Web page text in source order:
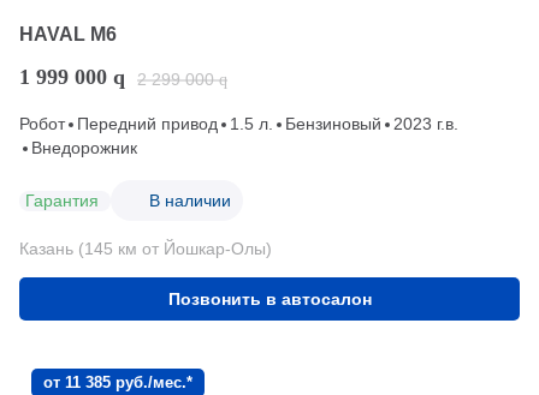
HAVAL M6
1 999 000 q 2 299 000 q
Робот Передний привод 1.5 л. Бензиновый
2023 г.в.
Внедорожник
Гарантия В наличии
Казань (145 км от Йошкар-Олы)
Позвонить в автосалон
от 11 385 руб./мес.*